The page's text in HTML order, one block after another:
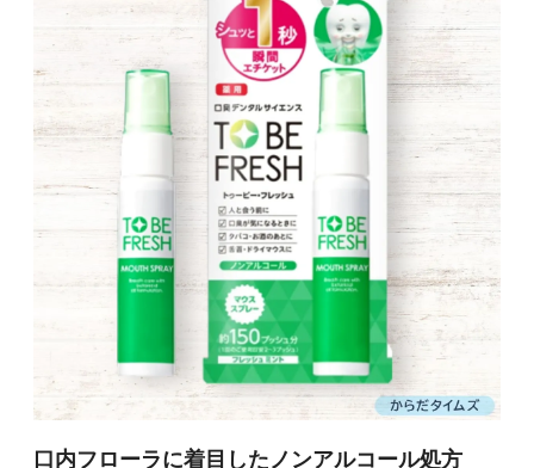
口内フローラに着目したノンアルコール処方